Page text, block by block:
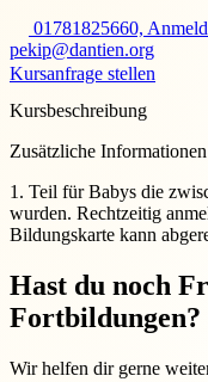
01781825660,
pekip@dantien.org
Kursanfrage stellen
Kursbeschreibung
Zusätzliche Informationen
1. Teil für Babys die
wurden. Rechtzeitig
Bildungskarte kann
Hast du noch
Fortbildungen?
Wir helfen dir gerne